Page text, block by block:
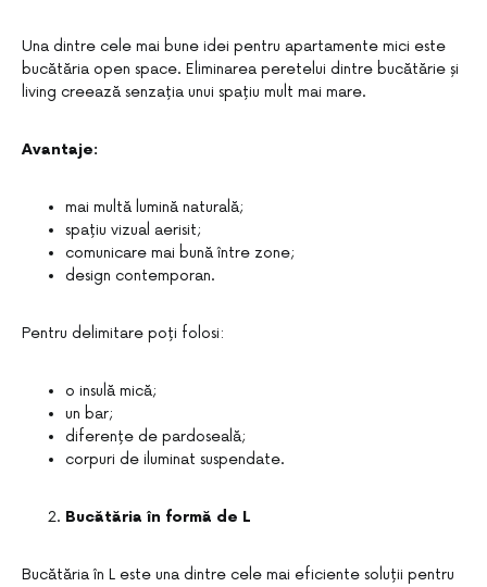
Una dintre cele mai bune idei pentru apartamente mici este
bucătăria open space. Eliminarea peretelui dintre bucătărie și
living creează senzația unui spațiu mult mai mare.
Avantaje:
mai multă lumină naturală;
spațiu vizual aerisit;
comunicare mai bună între zone;
design contemporan.
Pentru delimitare poți folosi:
o insulă mică;
un bar;
diferențe de pardoseală;
corpuri de iluminat suspendate.
Bucătăria în formă de L
Bucătăria în L este una dintre cele mai eficiente soluții pentru